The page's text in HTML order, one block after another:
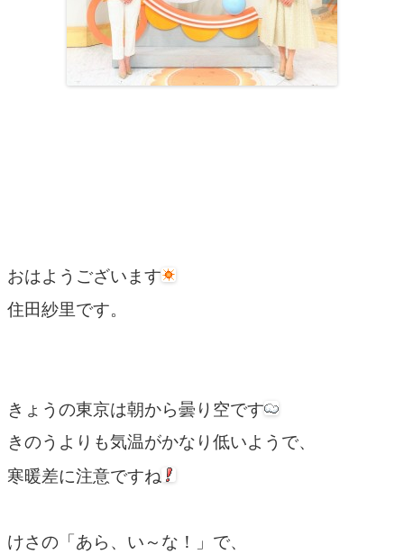
おはようございます
住田紗里です。
きょうの東京は朝から曇り空です
きのうよりも気温がかなり低いようで、
寒暖差に注意ですね
けさの「あら、い～な！」で、